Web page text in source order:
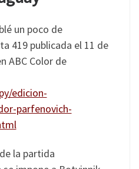
un poco de
419 publicada el 11 de
ABC Color de
edicion-
parfenovich-
la partida